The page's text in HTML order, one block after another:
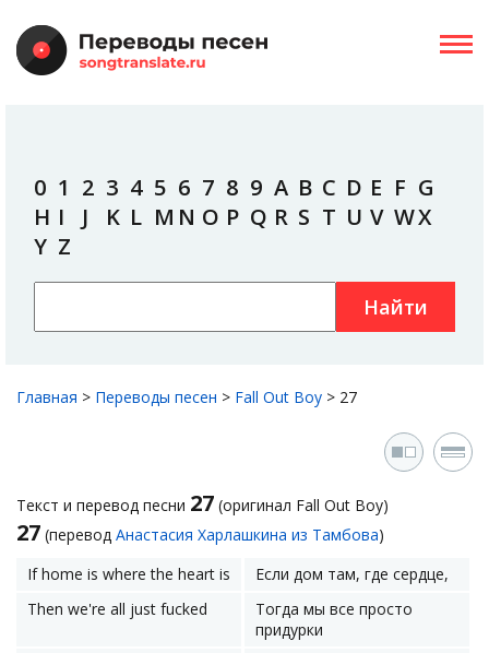
0 1 2 3 4 5 6 7 8 9 A B C D E F G
H I J K L M N O P Q R S T U V WX
Y Z
Найти
Главная > Переводы песен > Fall Out Boy > 27
Текст и перевод песни 27 (оригинал Fall Out Boy)
27 (перевод Анастасия Харлашкина из Тамбова)
If home is where the heart is
Если дом там, где сердце,
Then we're all just fucked
Тогда мы все просто
придурки